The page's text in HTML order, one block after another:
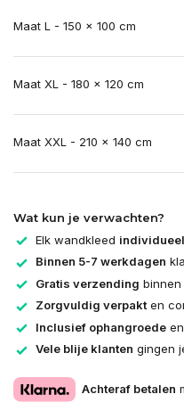
Maat L - 150 x 100 cm
Maat XL - 180 x 120 cm
Maat XXL - 210 x 140 cm
Wat kun je verwachten?
Elk wandkleed
Binnen 5-7 werkdagen
Gratis verzending binnen
Zorgvuldig verpakten
Inclusief ophangroede
Vele blije klanten gingen
Achteraf betalen